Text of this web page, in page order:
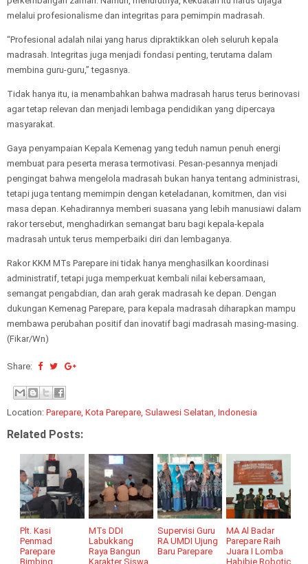
melalui profesionalisme dan integritas para pemimpin madrasah.
“Profesional adalah nilai yang harus dipraktikkan oleh seluruh kepala
madrasah. Integritas juga menjadi fondasi penting, terutama dalam
membina guru-guru,” tegasnya.
Tidak hanya itu, ia menambahkan bahwa madrasah harus terus berinovasi
agar tetap relevan dan menjadi lembaga pendidikan yang dipercaya
masyarakat.
Gaya penyampaian Kepala Kemenag yang teduh namun penuh energi
membuat para peserta merasa termotivasi. Pesan-pesannya menjadi
pengingat bahwa mengelola madrasah bukan hanya tentang administrasi,
tetapi juga tentang memimpin dengan keteladanan, komitmen, dan visi
masa depan. Kehadirannya memberi suasana yang lebih manusiawi dalam
rakor tersebut, menghadirkan semangat baru bagi kepala-kepala
madrasah untuk terus memperbaiki diri dan lembaganya.
Rakor KKM MTs Parepare ini tidak hanya menghasilkan koordinasi
administratif, tetapi juga memperkuat kembali nilai kebersamaan,
semangat pengabdian, dan arah gerak madrasah ke depan. Dengan
dukungan Kemenag Parepare, para kepala madrasah diharapkan mampu
membawa perubahan positif dan inovatif bagi madrasah masing-masing.
(Fikar/Wn)
Share:
Location: Parepare, Kota Parepare, Sulawesi Selatan, Indonesia
Related Posts:
Plt. Kasi
Penmad
Parepare
Bimbing
MTs DDI
Labukkang
Raya Bangun
Karakter Siswa
Supervisi Guru
RA UMDI Ujung
Baru Parepare
MA Al Badar
Parepare Raih
Juara I Lomba
Habibie Robotic